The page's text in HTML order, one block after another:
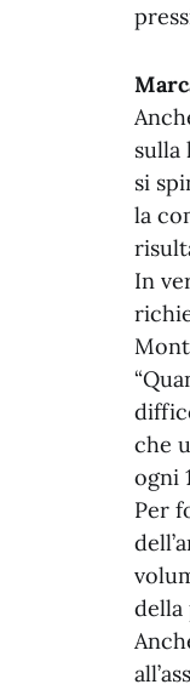
sulla
si
la
In
che
ogni
Per
della